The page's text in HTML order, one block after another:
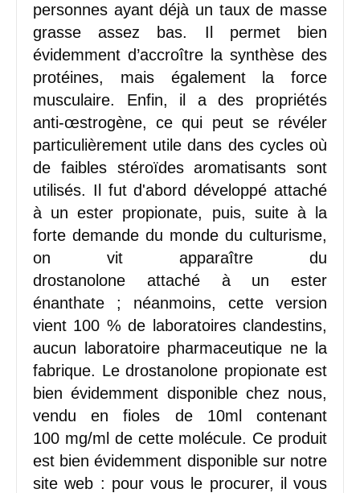
personnes ayant déjà un taux de masse
grasse assez bas. Il permet bien
évidemment d’accroître la synthèse des
protéines, mais également la force
musculaire. Enfin, il a des propriétés
anti-œstrogène, ce qui peut se révéler
particulièrement utile dans des cycles où
de faibles stéroïdes aromatisants sont
utilisés. Il fut d'abord développé attaché
à un ester propionate, puis, suite à la
forte demande du monde du culturisme,
on vit apparaître du
drostanolone attaché à un ester
énanthate ; néanmoins, cette version
vient 100 % de laboratoires clandestins,
aucun laboratoire pharmaceutique ne la
fabrique. Le drostanolone propionate est
bien évidemment disponible chez nous,
vendu en fioles de 10ml contenant
100 mg/ml de cette molécule. Ce produit
est bien évidemment disponible sur notre
site web : pour vous le procurer, il vous